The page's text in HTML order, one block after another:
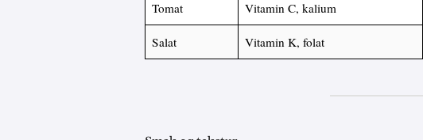
Tomat Vitamin C, kalium
Salat Vitamin K, folat